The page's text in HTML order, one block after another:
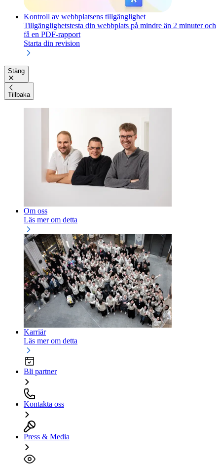
Kontroll av webbplatsens tillgänglighet
Tillgänglighetstesta din webbplats på mindre än 2 minuter och
få en PDF-rapport
Starta din revision
Stäng
Tillbaka
Om oss
Läs mer om detta
Karriär
Läs mer om detta
Bli partner
Kontakta oss
Press & Media